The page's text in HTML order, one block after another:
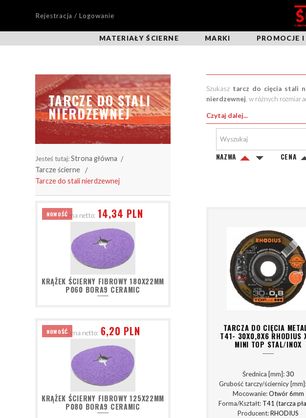
Rejestracja / Logowanie
MATERIAŁY ŚCIERNE MARKI PROMOCJE
TARCZE DO STALI
NIERDZEWNEJ
Jesteś tutaj:Strona główna
Tarcze ścierne
Tarcze do stali nierdzewnej
NOWOŚĆCena netto: 14,34 PLN
KRĄŻEK ŚCIERNY FIBROWY 180X22MM
P060 BORA9 CERAMIC
NOWOŚĆCena netto: 6,20 PLN
KRĄŻEK ŚCIERNY FIBROWY 125X22MM
P080 BORA9 CERAMIC
Szukasz tarcz do cięcia stali
nierdzewnej , w różnych
Czytaj dalej...
NAZWA CENA
TARCZA DO CIĘCIA
T41- 30X0,8X6 RHODIUS
MINI TOP STAL/INOX
Średnica [mm]:30
Grubość tarczy/ściernicy
Mocowanie:Otwór 6mm
Forma/Kształt: T41 (tarcza
Producent:RHODIUS